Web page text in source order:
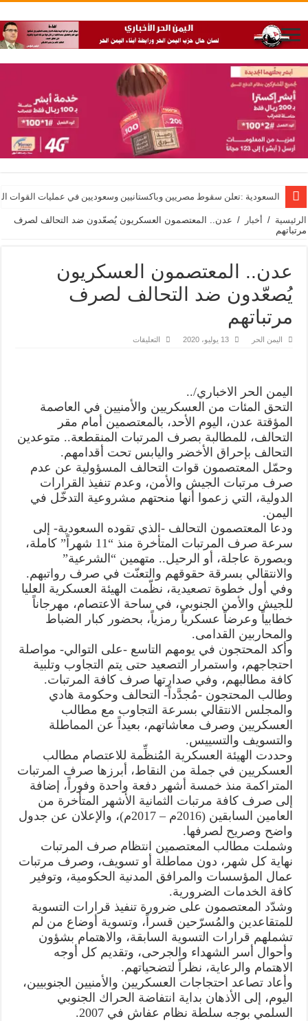
السعودية :تعلن سقوط مصريين وباكستانيين وسعوديين في عمليات القوات
الرئيسية / أخبار / عدن.. المعتصمون العسكريون يُصعّدون ضد التحالف لصرف
مرتباتهم
عدن.. المعتصمون العسكريون
يُصعّدون ضد التحالف لصرف
مرتباتهم
اليمن الحر 13 يوليو، 2020 التعليقات
لصرف
مرتباتهم
اليمن الحر الاخباري/..
التحق المئات من العسكريين والأمنيين في العاصمة
المؤقتة عدن، اليوم الأحد، بالمعتصمين أمام مقر
التحالف، للمطالبة بصرف المرتبات المنقطعة.. متوعدين
التحالف بإحراق الأخضر واليابس تحت أقدامهم.
وحمّل المعتصمون قوات التحالف المسؤولية عن عدم
صرف مرتبات الجيش والأمن، وعدم تنفيذ القرارات
الدولية، التي زعموا أنها منحتهم مشروعية التدخّل في
اليمن.
ودعا المعتصمون التحالف -الذي تقوده السعودية- إلى
سرعة صرف المرتبات المتأخرة منذ “11 شهراً” كاملة،
وبصورة عاجلة، أو الرحيل.. متهمين “الشرعية”
والانتقالي بسرقة حقوقهم والتعنّت في صرف رواتبهم.
وفي أول خطوة تصعيدية، نظّمت الهيئة العسكرية العليا
للجيش والأمن الجنوبي، في ساحة الاعتصام، مهرجاناً
خطابياً وعرضاً عسكرياً رمزياً، بحضور كبار الضباط
والمحاربين القدامى.
وأكد المحتجون في يومهم التاسع -على التوالي- مواصلة
احتجاجهم، واستمرار التصعيد حتى يتم التجاوب وتلبية
كافة مطالبهم، وفي صدارتها صرف كافة المرتبات.
وطالب المحتجون -مُجدَّداً- التحالف وحكومة هادي
والمجلس الانتقالي بسرعة التجاوب مع مطالب
العسكريين وصرف معاشاتهم، بعيداً عن المماطلة
والتسويف والتسييس.
وحددت الهيئة العسكرية المُنظِّمة للاعتصام مطالب
العسكريين في جملة من النقاط، أبرزها صرف المرتبات
المتراكمة منذ خمسة أشهر دفعة واحدة وفوراً، إضافة
إلى صرف كافة مرتبات الثمانية الأشهر المتأخرة من
العامين السابقين (2016م – 2017م)، والإعلان عن جدول
واضح وصريح لصرفها.
وشملت مطالب المعتصمين انتظام صرف المرتبات
نهاية كل شهر، دون مماطلة أو تسويف، وصرف مرتبات
عمال المؤسسات والمرافق المدنية الحكومية، وتوفير
كافة الخدمات الضرورية.
وشدّد المعتصمون على ضرورة تنفيذ قرارات التسوية
للمتقاعدين والمُسرّحين قسراً، وتسوية أوضاع من لم
تشملهم قرارات التسوية السابقة، والاهتمام بشؤون
وأحوال أسر الشهداء والجرحى، وتقديم كل أوجه
الاهتمام والرعاية، نظراً لتضحياتهم.
وأعاد تصاعد احتجاجات العسكريين والأمنيين الجنوبيين،
اليوم، إلى الأذهان بداية انتفاضة الحراك الجنوبي
السلمي بوجه سلطة نظام عفاش في 2007.